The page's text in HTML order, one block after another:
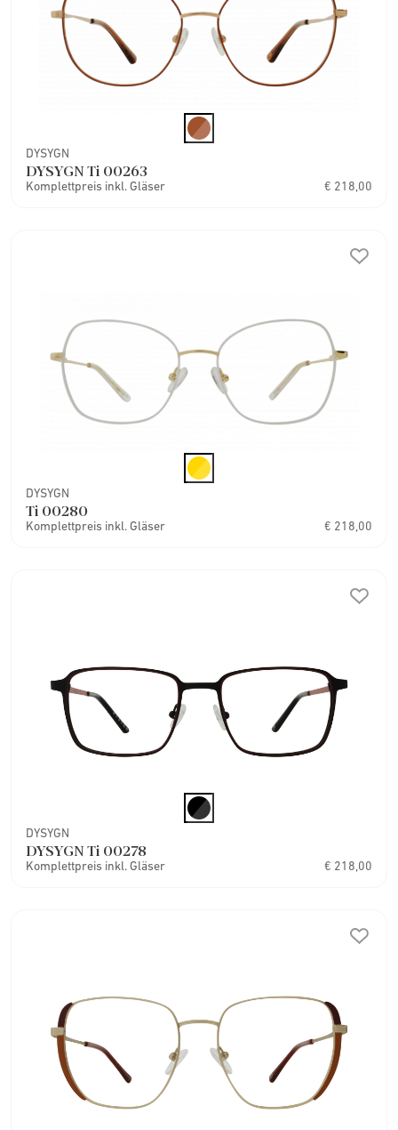
DYSYGN
DYSYGN Ti 00263
Komplettpreis inkl. Gläser € 218,00
DYSYGN
Ti 00280
Komplettpreis inkl. Gläser € 218,00
DYSYGN
DYSYGN Ti 00278
Komplettpreis inkl. Gläser € 218,00